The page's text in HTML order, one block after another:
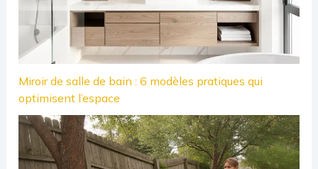
Miroir de salle de bain : 6 modèles pratiques qui
optimisent l’espace